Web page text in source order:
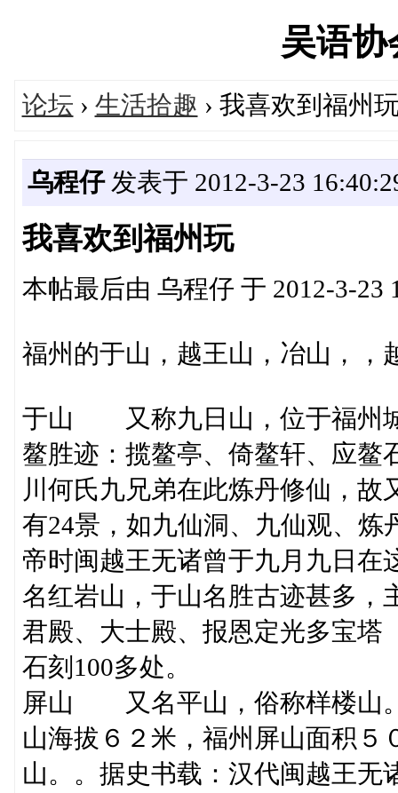
吴语
论坛 › 生活拾趣 › 我喜欢到福州
乌程仔发表于 2012-3-23
我喜欢到福州玩
本帖最后由 乌程仔 于 2012-3-23
福州的于山，越王山，冶山，，
于山 又称九日山，位于福州城
鳌胜迹：揽鳌亭、倚鳌轩、应鳌
川何氏九兄弟在此炼丹修仙，
有24景，如九仙洞、九仙观、
帝时闽越王无诸曾于九月九日在
名红岩山，于山名胜古迹甚多，
君殿、大士殿、报恩定光多宝塔
石刻100多处。
屏山 又名平山，俗称样楼山
山海拔６２米，福州屏山面积５
山。。据史书载：汉代闽越王无